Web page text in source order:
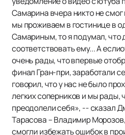
Самарина вчера никто не
мы проживаем в гостинице в
Самариным, то я подумал, что
соответствовать ему... А
очень рады, что впервые
финал Гран-при, заработали
говорил, что у нас не было
легких соперников и мы рады,
преодолели себя», -- сказал
Тарасова – Владимир
смогли избежать ошибок в